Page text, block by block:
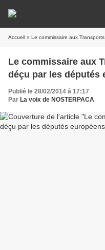
Accueil » Le commissaire aux
Le commissaire aux
déçu par les députés
Publié le 28/02/2014 à 17:17
Par La voix de NOSTERPACA